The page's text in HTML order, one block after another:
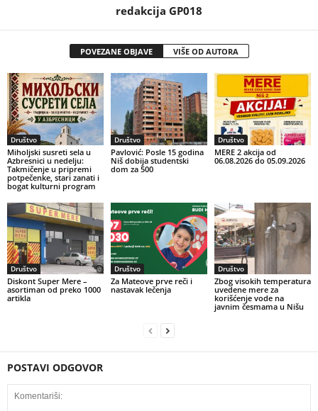
redakcija GP018
POVEZANE OBJAVE VIŠE OD AUTORA
Društvo
Miholjski susreti sela u
Azbresnici u nedelju:
Takmičenje u pripremi
potpečenke, stari zanati i
bogat kulturni program
Društvo
Pavlović: Posle 15 godina
Niš dobija studentski
dom za 500
Društvo
MERE 2 akcija od
06.08.2026 do 05.09.2026
Društvo
Diskont Super Mere –
asortiman od preko 1000
artikla
Društvo
Za Mateove prve reči i
nastavak lečenja
Društvo
Zbog visokih temperatura
uvedene mere za
korišćenje vode na
javnim česmama u Nišu
POSTAVI ODGOVOR